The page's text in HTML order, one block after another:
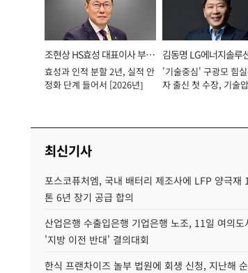
조현상 HS효성 대표이사 부회
장
효성과 인적 분할 2년, 실적 안
정화 단계 들어서 [2026년]
김동명 LG에너지솔루
이사 사장
'기술중심' 구광모 힘
자 출신 첫 수장, 기술
최신기사
포스코퓨처엠, 국내 배터리 제조사에 LFP 양극재
톤 6년 장기 공급 합의
산업은행 수출입은행 기업은행 노조, 11일 여의도
'지방 이전 반대' 결의대회
한식 프랜차이즈 놀부 법원에 회생 신청, 지난해